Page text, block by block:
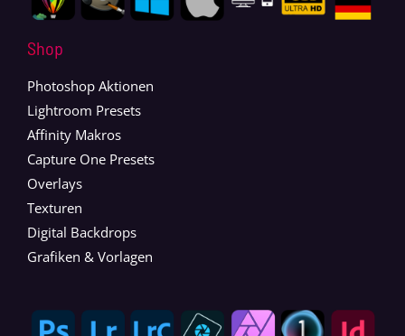
Shop
Photoshop Aktionen
Lightroom Presets
Affinity Makros
Capture One Presets
Overlays
Texturen
Digital Backdrops
Grafiken & Vorlagen